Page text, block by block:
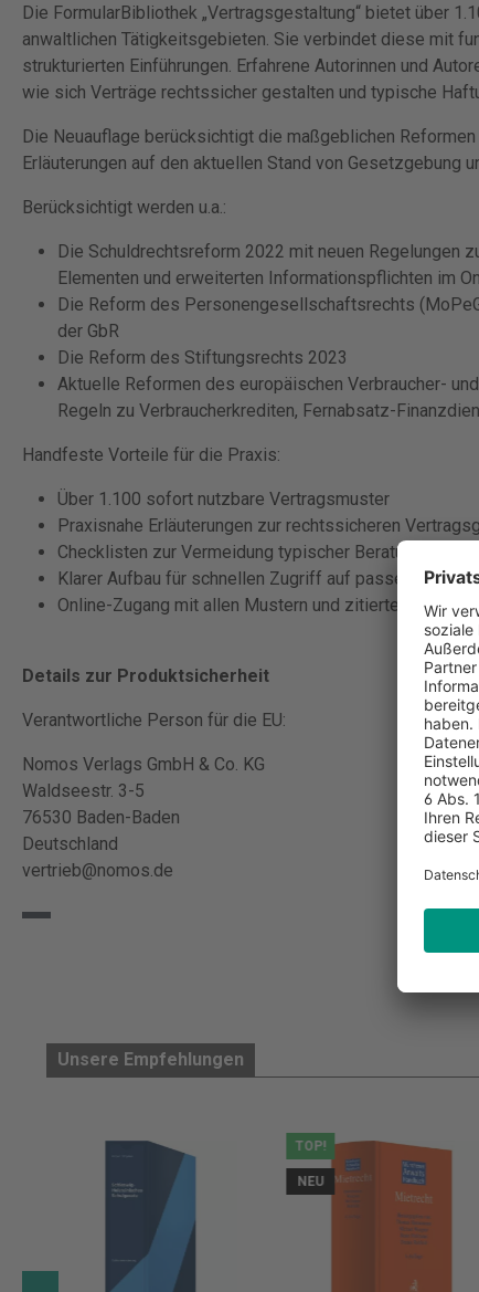
Die FormularBibliothek „Vertragsgestaltung“ bietet über
anwaltlichen Tätigkeitsgebieten. Sie verbindet diese mit
strukturierten Einführungen. Erfahrene Autorinnen und
wie sich Verträge rechtssicher gestalten und typische
Die Neuauflage berücksichtigt die maßgeblichen
Erläuterungen auf den aktuellen Stand von Gesetzgebung
Berücksichtigt werden u.a.:
Die Schuldrechtsreform 2022 mit neuen Regelungen
Elementen und erweiterten Informationspflichten im
Die Reform des Personengesellschaftsrechts
der GbR
Die Reform des Stiftungsrechts 2023
Aktuelle Reformen des europäischen Verbraucher-
Regeln zu Verbraucherkrediten, Fernabsatz-
Handfeste Vorteile für die Praxis:
Über 1.100 sofort nutzbare Vertragsmuster
Praxisnahe Erläuterungen zur rechtssicheren
Checklisten zur Vermeidung typischer Beratungsfehler
Klarer Aufbau für schnellen Zugriff auf passende
Online-Zugang mit allen Mustern und zitierter
Details zur Produktsicherheit
Verantwortliche Person für die EU:
Nomos Verlags GmbH & Co. KG
Waldseestr. 3-5
76530 Baden-Baden
Deutschland
vertrieb@nomos.de
Unsere Empfehlungen
TOP!
NEU